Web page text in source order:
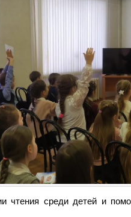
чтения среди детей и